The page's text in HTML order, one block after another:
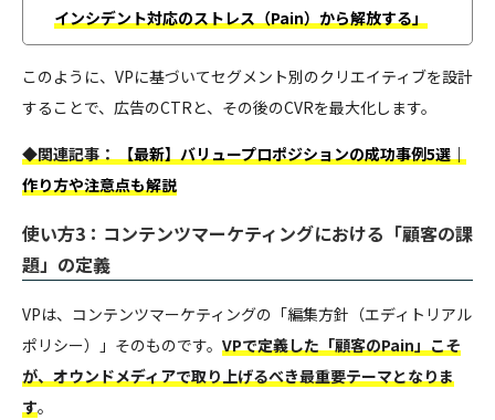
インシデント対応のストレス（Pain）から解放する」
このように、VPに基づいてセグメント別のクリエイティブを設計
することで、広告のCTRと、その後のCVRを最大化します。
◆関連記事：【最新】バリュープロポジションの成功事例5選｜
作り方や注意点も解説
使い方3：コンテンツマーケティングにおける「顧客の課
題」の定義
VPは、コンテンツマーケティングの「編集方針（エディトリアル
ポリシー）」そのものです。 VPで定義した「顧客のPain」こそ
が、オウンドメディアで取り上げるべき最重要テーマとなりま
す。